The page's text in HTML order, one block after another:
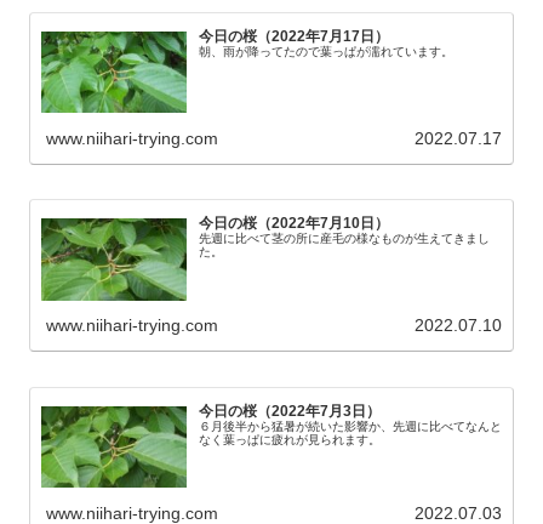
今日の桜（2022年7月17日）
朝、雨が降ってたので葉っぱが濡れています。
www.niihari-trying.com 2022.07.17
今日の桜（2022年7月10日）
先週に比べて茎の所に産毛の様なものが生えてきまし
た。
www.niihari-trying.com 2022.07.10
今日の桜（2022年7月3日）
６月後半から猛暑が続いた影響か、先週に比べてなんと
なく葉っぱに疲れが見られます。
www.niihari-trying.com 2022.07.03